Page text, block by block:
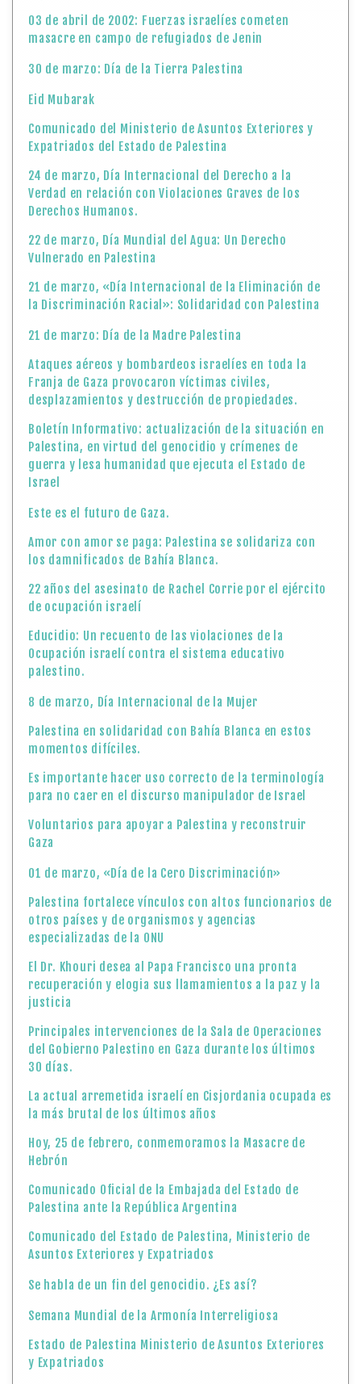
03 de abril de 2002: Fuerzas israelíes cometen
masacre en campo de refugiados de Jenin
30 de marzo: Día de la Tierra Palestina
Eid Mubarak
Comunicado del Ministerio de Asuntos Exteriores y
Expatriados del Estado de Palestina
24 de marzo, Día Internacional del Derecho a la
Verdad en relación con Violaciones Graves de los
Derechos Humanos.
22 de marzo, Día Mundial del Agua: Un Derecho
Vulnerado en Palestina
21 de marzo, «Día Internacional de la Eliminación de
la Discriminación Racial»: Solidaridad con Palestina
21 de marzo: Día de la Madre Palestina
Ataques aéreos y bombardeos israelíes en toda la
Franja de Gaza provocaron víctimas civiles,
desplazamientos y destrucción de propiedades.
Boletín Informativo: actualización de la situación en
Palestina, en virtud del genocidio y crímenes de
guerra y lesa humanidad que ejecuta el Estado de
Israel
Este es el futuro de Gaza.
Amor con amor se paga: Palestina se solidariza con
los damnificados de Bahía Blanca.
22 años del asesinato de Rachel Corrie por el ejército
de ocupación israelí
Educidio: Un recuento de las violaciones de la
Ocupación israelí contra el sistema educativo
palestino.
8 de marzo, Día Internacional de la Mujer
Palestina en solidaridad con Bahía Blanca en estos
momentos difíciles.
Es importante hacer uso correcto de la terminología
para no caer en el discurso manipulador de Israel
Voluntarios para apoyar a Palestina y reconstruir
Gaza
01 de marzo, «Día de la Cero Discriminación»
Palestina fortalece vínculos con altos funcionarios de
otros países y de organismos y agencias
especializadas de la ONU
El Dr. Khouri desea al Papa Francisco una pronta
recuperación y elogia sus llamamientos a la paz y la
justicia
Principales intervenciones de la Sala de Operaciones
del Gobierno Palestino en Gaza durante los últimos
30 días.
La actual arremetida israelí en Cisjordania ocupada es
la más brutal de los últimos años
Hoy, 25 de febrero, conmemoramos la Masacre de
Hebrón
Comunicado Oficial de la Embajada del Estado de
Palestina ante la República Argentina
Comunicado del Estado de Palestina, Ministerio de
Asuntos Exteriores y Expatriados
Se habla de un fin del genocidio. ¿Es así?
Semana Mundial de la Armonía Interreligiosa
Estado de Palestina Ministerio de Asuntos Exteriores
y Expatriados